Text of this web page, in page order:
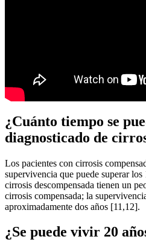
¿Cuánto tiempo se
diagnosticado de
Los pacientes con cirrosis
supervivencia que puede superar
cirrosis descompensada tienen un
cirrosis compensada; la
aproximadamente dos años [11,12].
¿Se puede vivir 20